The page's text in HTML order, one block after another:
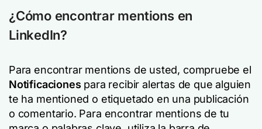
¿Cómo encontrar mentions en
LinkedIn?
Para encontrar mentions de usted, compruebe el
Notificaciones para recibir alertas de que alguien
te ha mentioned o etiquetado en una publicación
o comentario. Para encontrar mentions de tu